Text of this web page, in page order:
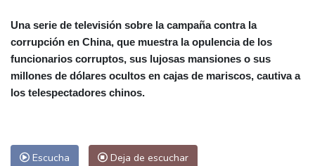
Una serie de televisión sobre la campaña contra la
corrupción en China, que muestra la opulencia de los
funcionarios corruptos, sus lujosas mansiones o sus
millones de dólares ocultos en cajas de mariscos, cautiva a
los telespectadores chinos.
Escucha Deja de escuchar